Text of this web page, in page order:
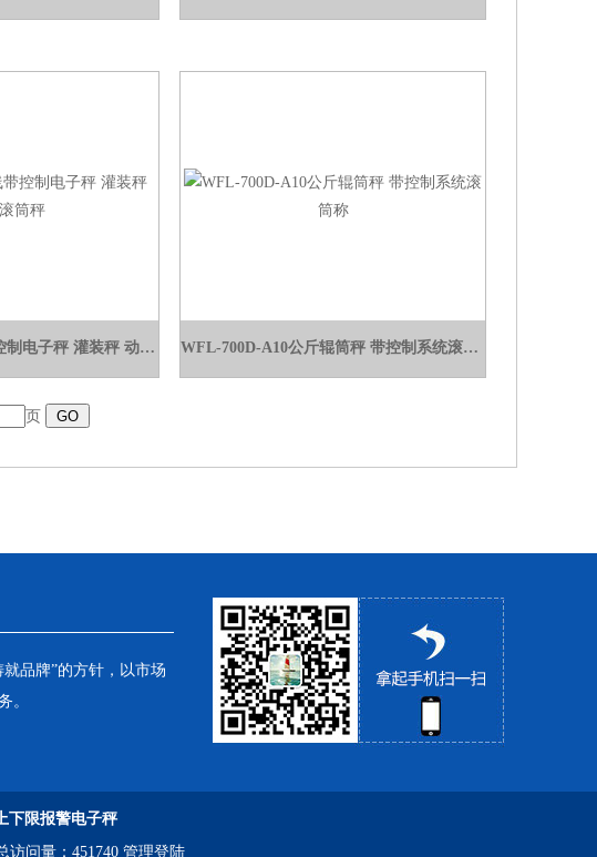
WFL-700D生产线带控制电子秤 灌装秤 动力滚筒秤 WFL-700D-A10公斤辊筒秤 带控制系统滚筒称
页
品牌”的方针，以市场
。
下限报警电子秤
访问量：451740 管理登陆